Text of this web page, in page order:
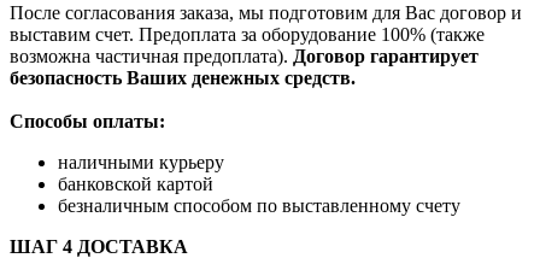
После согласования заказа, мы подготовим для Вас договор и
выставим счет. Предоплата за оборудование 100% (также
возможна частичная предоплата). Договор гарантирует
безопасность Ваших денежных средств.
Способы оплаты:
наличными курьеру
банковской картой
безналичным способом по выставленному счету
ШАГ 4 ДОСТАВКА